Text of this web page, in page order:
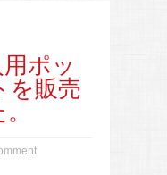
用ポッ
を販売